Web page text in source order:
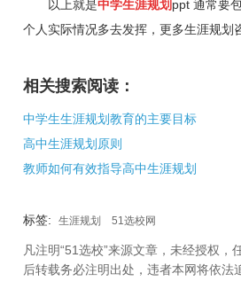
以上就是中学生涯规划 ppt 通常要
个人实际情况多去发挥，更多生涯规
相关搜索阅读：
中学生生涯规划教育的主要目标
高中生涯规划原则
教师如何有效指导高中生涯规划
标签: 生涯规划 51选校网
凡注明“51选校”来源文章，未经授权
后转载务必注明出处，违者本网将依法